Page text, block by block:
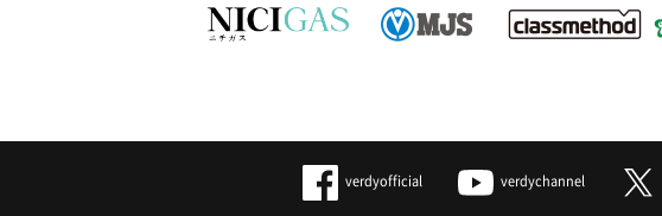
verdyofficial verdychannel